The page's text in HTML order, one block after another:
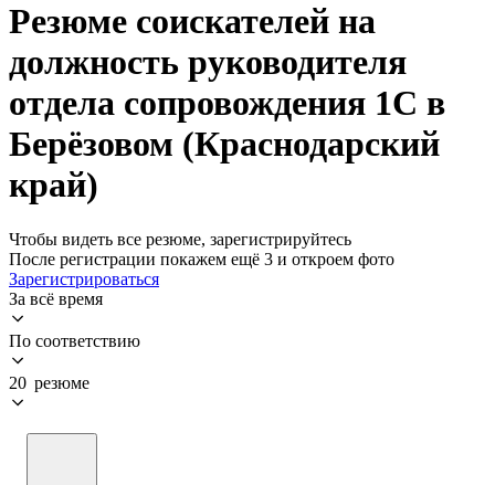
Резюме соискателей на
должность руководителя
отдела сопровождения 1С в
Берёзовом (Краснодарский
край)
Чтобы видеть все резюме, зарегистрируйтесь
После регистрации покажем ещё 3 и откроем фото
Зарегистрироваться
За всё время
По соответствию
20 резюме